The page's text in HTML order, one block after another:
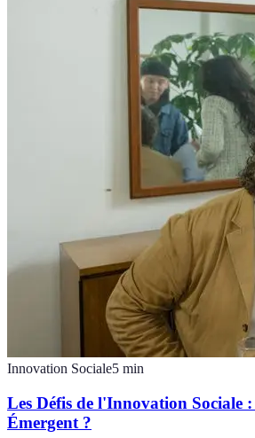
Innovation Sociale5 min
Les Défis de l'Innovation Sociale
Émergent ?